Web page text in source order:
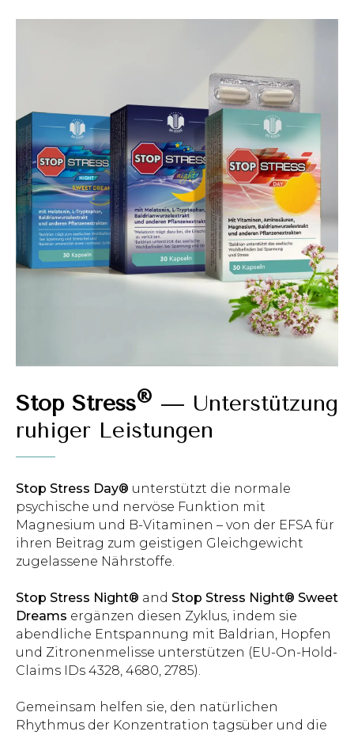
Stop Stress® — Unterstützung
ruhiger Leistungen
Stop Stress Day® unterstützt die normale
psychische und nervöse Funktion mit
Magnesium und B-Vitaminen – von der EFSA für
ihren Beitrag zum geistigen Gleichgewicht
zugelassene Nährstoffe.
Stop Stress Night® and Stop Stress Night® Sweet
Dreams ergänzen diesen Zyklus, indem sie
abendliche Entspannung mit Baldrian, Hopfen
und Zitronenmelisse unterstützen (EU-On-Hold-
Claims IDs 4328, 4680, 2785).
Gemeinsam helfen sie, den natürlichen
Rhythmus der Konzentration tagsüber und die